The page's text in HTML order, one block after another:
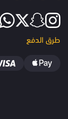
طرق الدفع